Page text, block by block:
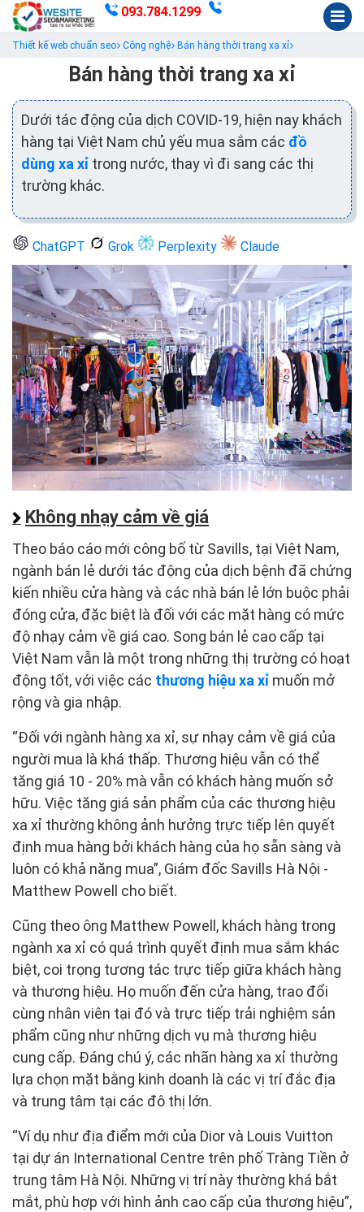
093.784.1299
Thiết kế web chuẩn seo Công nghệ Bán hàng thời trang xa xỉ
Bán hàng thời trang xa xỉ
Dưới tác động của dịch COVID-19, hiện nay khách
hàng tại Việt Nam chủ yếu mua sắm các đồ
dùng xa xỉ trong nước, thay vì đi sang các thị
trường khác.
ChatGPT Grok Perplexity Claude
Không nhạy cảm về giá
Theo báo cáo mới công bố từ Savills, tại Việt Nam,
ngành bán lẻ dưới tác động của dịch bệnh đã chứng
kiến nhiều cửa hàng và các nhà bán lẻ lớn buộc phải
đóng cửa, đặc biệt là đối với các mặt hàng có mức
độ nhạy cảm về giá cao. Song bán lẻ cao cấp tại
Việt Nam vẫn là một trong những thị trường có hoạt
động tốt, với việc các thương hiệu xa xỉ muốn mở
rộng và gia nhập.
“Đối với ngành hàng xa xỉ, sự nhạy cảm về giá của
người mua là khá thấp. Thương hiệu vẫn có thể
tăng giá 10 - 20% mà vẫn có khách hàng muốn sở
hữu. Việc tăng giá sản phẩm của các thương hiệu
xa xỉ thường không ảnh hưởng trực tiếp lên quyết
định mua hàng bởi khách hàng của họ sẵn sàng và
luôn có khả năng mua”, Giám đốc Savills Hà Nội -
Matthew Powell cho biết.
Cũng theo ông Matthew Powell, khách hàng trong
ngành xa xỉ có quá trình quyết định mua sắm khác
biệt, coi trọng tương tác trực tiếp giữa khách hàng
và thương hiệu. Họ muốn đến cửa hàng, trao đổi
cùng nhân viên tại đó và trực tiếp trải nghiệm sản
phẩm cũng như những dịch vụ mà thương hiệu
cung cấp. Đáng chú ý, các nhãn hàng xa xỉ thường
lựa chọn mặt bằng kinh doanh là các vị trí đắc địa
và trung tâm tại các đô thị lớn.
“Ví dụ như địa điểm mới của Dior và Louis Vuitton
tại dự án International Centre trên phố Tràng Tiền ở
trung tâm Hà Nội. Những vị trí này thường khá bắt
mắt, phù hợp với hình ảnh cao cấp của thương hiệu”,